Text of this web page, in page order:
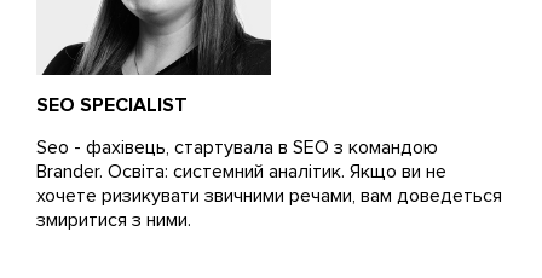
SEO SPECIALIST
Seo - фахівець, стартувала в SEO з командою
Brander. Освіта: системний аналітик. Якщо ви не
хочете ризикувати звичними речами, вам доведеться
змиритися з ними.